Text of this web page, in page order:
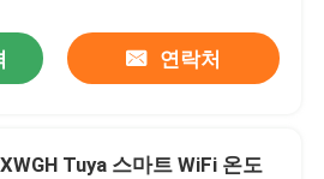
연락처
Tuya 스마트 WiFi 온도